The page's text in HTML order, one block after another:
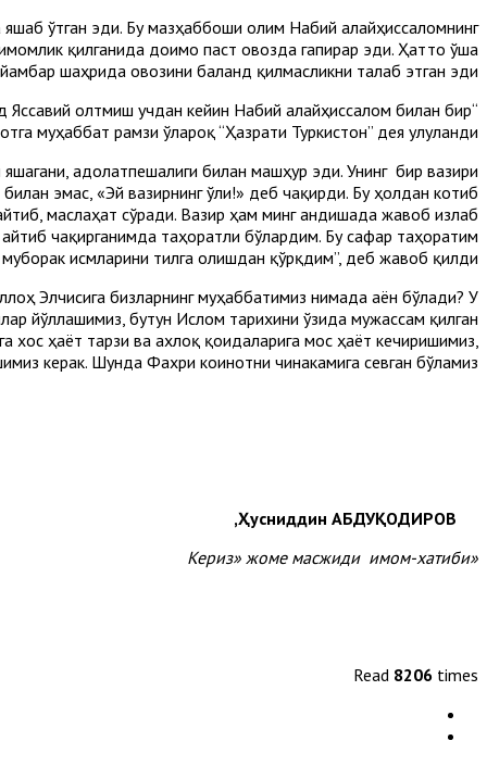
ўтган эди. Бу мазҳаббоши олим Набий алайҳиссаломнинг
қилганида доимо паст овозда гапирар эди. Ҳатто ўша
шаҳрида овозини баланд қилмасликни талаб этган эди.
олтмиш учдан кейин Набий алайҳиссалом билан бир
муҳаббат рамзи ўлароқ “Ҳазрати Туркистон” дея улуғланди.
адолатпешалиги билан машҳур эди. Унинг бир вазири
эмас, «Эй вазирнинг ўғли!» деб чақирди. Бу ҳолдан котиб
маслаҳат сўради. Вазир ҳам минг андишада жавоб излаб
чақирганимда таҳоратли бўлардим. Бу сафар таҳоратим
исмларини тилга олишдан қўрқдим”, деб жавоб қилди.
Элчисига бизларнинг муҳаббатимиз нимада аён бўлади? У
йўллашимиз, бутун Ислом тарихини ўзида мужассам қилган
хос ҳаёт тарзи ва ахлоқ қоидаларига мос ҳаёт кечиришимиз,
керак. Шунда Фахри коинотни чинакамига севган бўламиз.
ҚОДИРОВ,
«Кериз» жоме масжиди имом-хатиби
Read 8206 times